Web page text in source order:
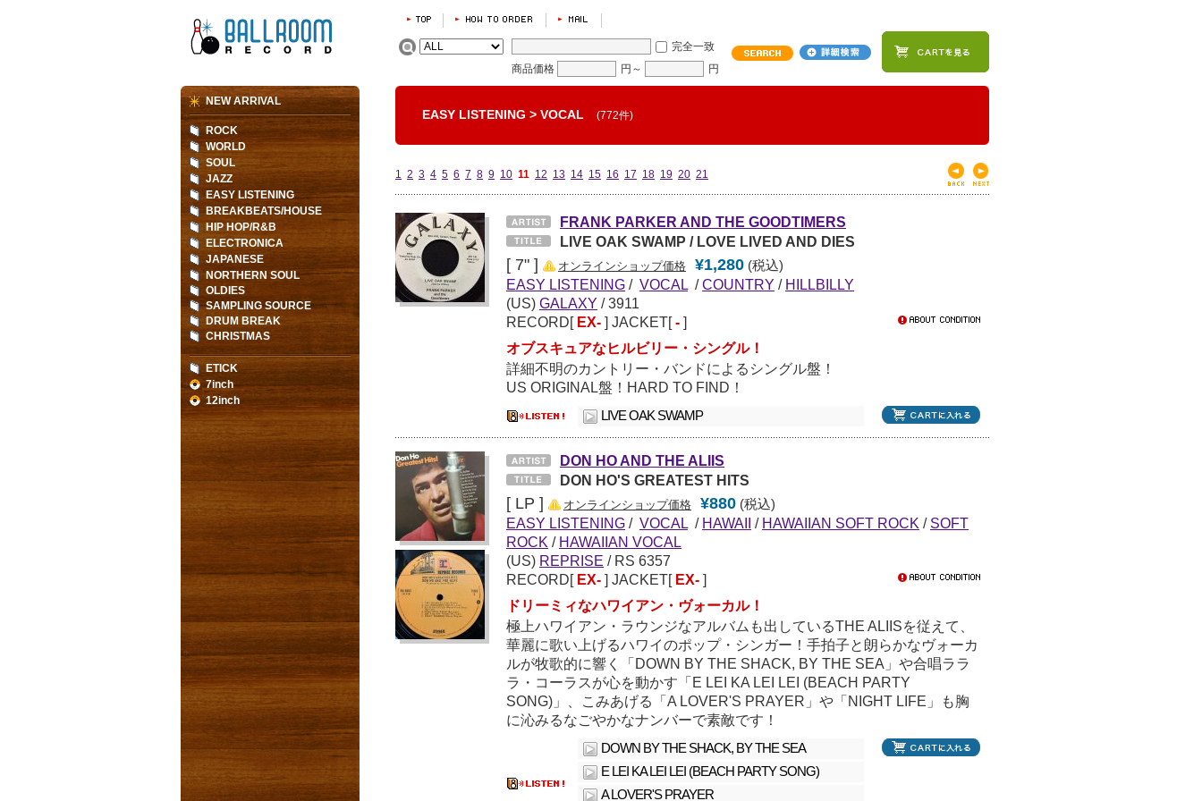
完全一致
商品価格
円～ 円
EASY LISTENING > VOCAL (772件)
1 2 3 4 5 6 7 8 9 10 11 12 13 14 15 16 17 18 19 20 21
FRANK PARKER AND THE GOODTIMERS
LIVE OAK SWAMP / LOVE LIVED AND DIES
[ 7" ] オンラインショップ価格 ¥1,280 (税込)
EASY LISTENING / VOCAL / COUNTRY / HILLBILLY
(US) GALAXY / 3911
RECORD[ EX- ] JACKET[- ]
オブスキュアなヒルビリー・シングル！
詳細不明のカントリー・バンドによるシングル盤！
US ORIGINAL盤！HARD TO FIND！
LIVE OAK SWAMP
DON HO AND THE ALIIS
DON HO'S GREATEST HITS
[ LP ] オンラインショップ価格 ¥880 (税込)
EASY LISTENING / VOCAL / HAWAII / HAWAIIAN SOFT ROCK / SOFT
ROCK / HAWAIIAN VOCAL
(US) REPRISE / RS 6357
RECORD[ EX- ] JACKET[ EX- ]
ドリーミィなハワイアン・ヴォーカル！
極上ハワイアン・ラウンジなアルバムも出しているTHE ALIISを従えて、
華麗に歌い上げるハワイのポップ・シンガー！手拍子と朗らかなヴォーカ
ルが牧歌的に響く「DOWN BY THE SHACK, BY THE SEA」や合唱ララ
ラ・コーラスが心を動かす「E LEI KA LEI LEI (BEACH PARTY
SONG)」、こみあげる「A LOVER'S PRAYER」や「NIGHT LIFE」も胸
に沁みるなごやかなナンバーで素敵です！
DOWN BY THE SHACK, BY THE SEA
E LEI KA LEI LEI (BEACH PARTY SONG)
A LOVER'S PRAYER
NEW ARRIVAL
ROCK
WORLD
SOUL
JAZZ
EASY LISTENING
BREAKBEATS/HOUSE
HIP HOP/R&B
ELECTRONICA
JAPANESE
NORTHERN SOUL
OLDIES
SAMPLING SOURCE
DRUM BREAK
CHRISTMAS
ETICK
7inch
12inch